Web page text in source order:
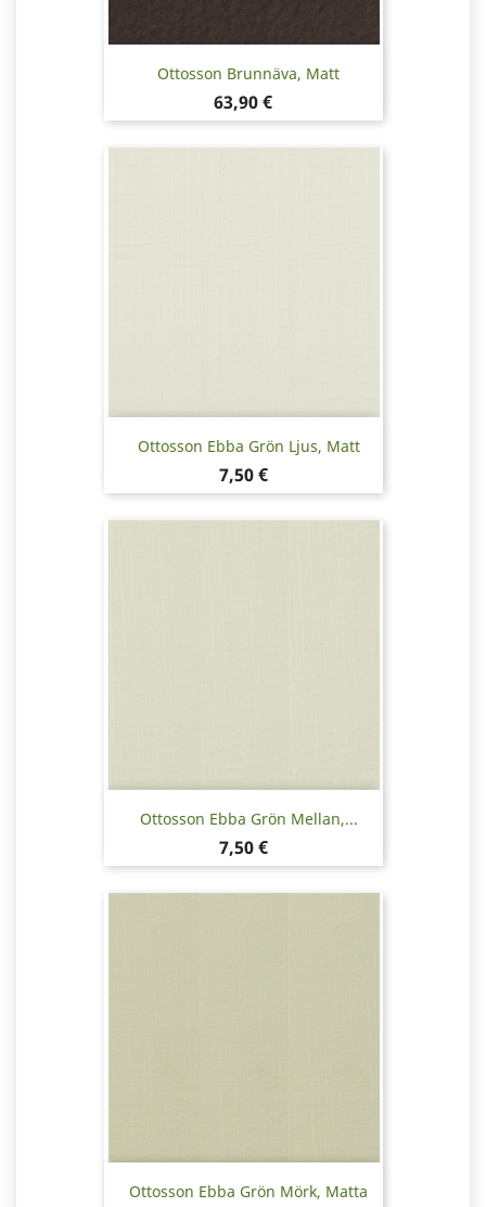
Ottosson Brunnäva, Matt
Pris
63,90 €
Ottosson Ebba Grön Ljus, Matt
Pris
7,50 €
Ottosson Ebba Grön Mellan,...
Pris
7,50 €
Ottosson Ebba Grön Mörk, Matta